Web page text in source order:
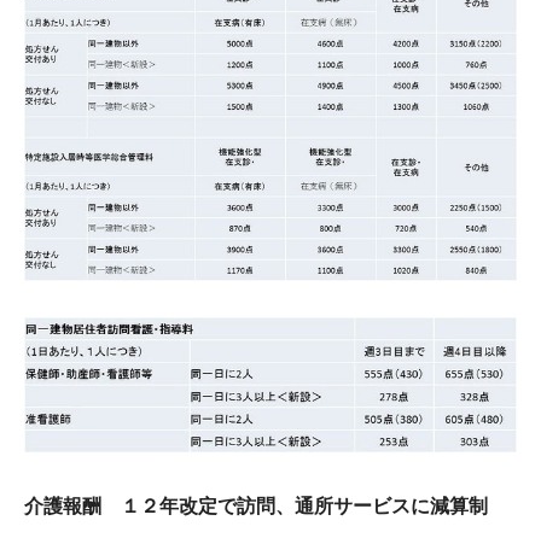
介護報酬 １２年改定で訪問、通所サービスに減算制